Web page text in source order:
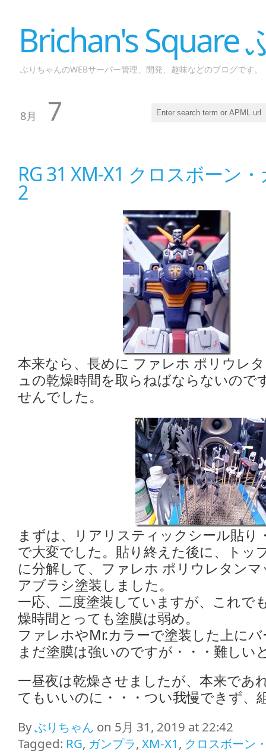
Brichan's Square
ぶりちゃんのWEBサーバー管理、開発、趣味などのブログです。
8月 7
RG 31 XM-X1 クロスボーン
2
本来なら、長めに ファレホ ポリウレ
ュの乾燥時間を取らねばならないので
せんでした。
まずは、リアリスティックシール貼り
で大変でした。貼り終えた後に、トッ
に分解して、ファレホ ポリウレタン
アブラシ塗装しました。
一応、二度塗装していますが、これで
燥時間とっても塗膜は弱め。
ファレホやMr.カラーで塗装した上に
まだ塗膜は強いのですが・・・難しい
一昼夜は乾燥させましたが、本来であ
てもいいのに・・・つい我慢できず、
Byぶりちゃん on 5月 31, 2019 at 22:42
Tagged: RG, ガンプラ, XM-X1, クロスボーン